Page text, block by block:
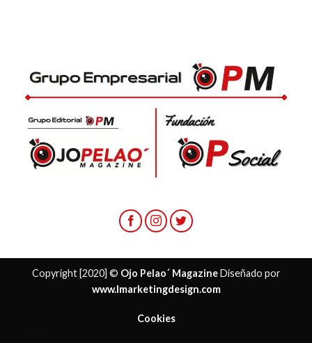
Copyright [2020] © Ojo Pelao´ MagazineDiseñado por
www.lmarketingdesign.com
Cookies